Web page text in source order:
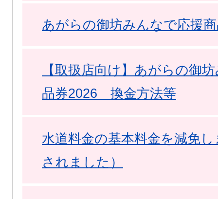
あがらの御坊みんなで応援
【取扱店向け】あがらの御
品券2026 換金方法等
水道料金の基本料金を減免
されました）